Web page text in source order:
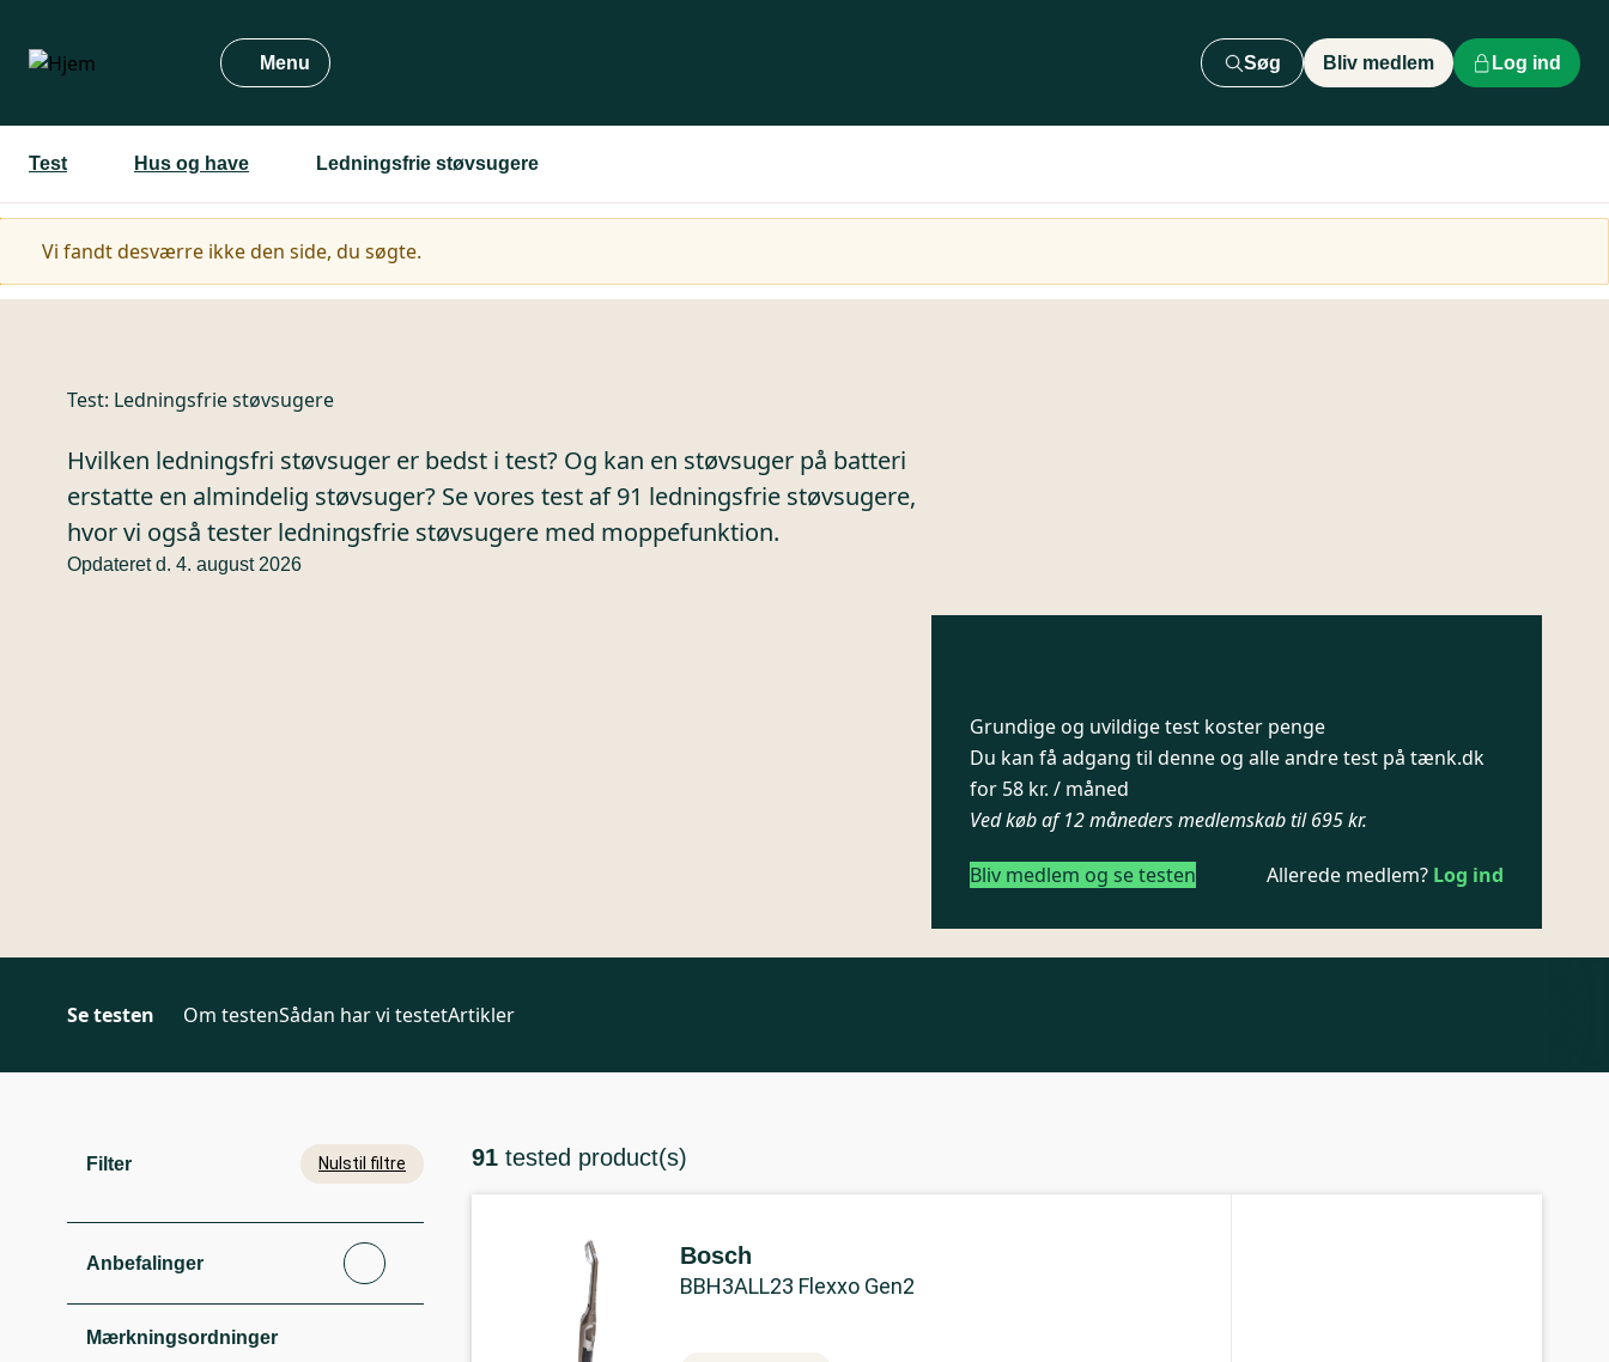
hovedindhold
Menu Søg Bliv medlem Log ind
Test Hus og have Ledningsfrie støvsugere
Advarselsmeddelelse
Vi fandt desværre ikke den side, du søgte.
Test: Ledningsfrie støvsugere
Hvilken ledningsfri støvsuger er bedst i test? Og kan en støvsuger på batteri
erstatte en almindelig støvsuger? Se vores test af 91 ledningsfrie støvsugere,
hvor vi også tester ledningsfrie støvsugere med moppefunktion.
Opdateret d. 4. august 2026
Grundige og uvildige test koster penge
Du kan få adgang til denne og alle andre test på tænk.dk
for 58 kr. / måned
Ved køb af 12 måneders medlemskab til 695 kr.
Bliv medlem og se testen Allerede medlem? Log ind
Se testen Om testenSådan har vi testetArtikler
Filter Nulstil filtre
Anbefalinger
Mærkningsordninger
91 tested product(s)
Bosch
BBH3ALL23 Flexxo Gen2